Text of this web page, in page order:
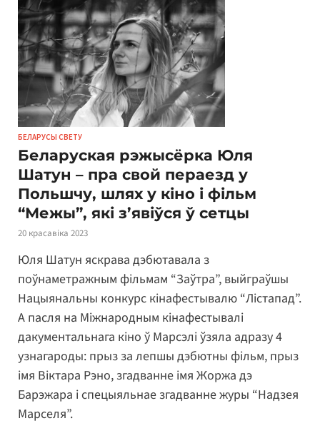
БЕЛАРУСЫ СВЕТУ
Беларуская рэжысёрка Юля
Шатун – пра свой пераезд у
Польшчу, шлях у кіно і фільм
“Межы”, які з’явіўся ў сетцы
20 красавіка 2023
Юля Шатун яскрава дэбютавала з
поўнаметражным фільмам “Заўтра”, выйграўшы
Нацыянальны конкурс кінафестывалю “Лістапад”.
А пасля на Міжнародным кінафестывалі
дакументальнага кіно ў Марсэлі ўзяла адразу 4
узнагароды: прыз за лепшы дэбютны фільм, прыз
імя Віктара Рэно, згадванне імя Жоржа дэ
Барэжара і спецыяльнае згадванне журы “Надзея
Марселя”.